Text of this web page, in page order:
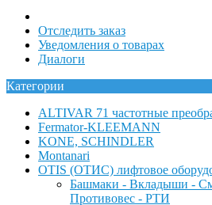
Отследить заказ
Уведомления о товарах
Диалоги
Категории
ALTIVAR 71 частотные
Fermator-KLEEMANN
KONE, SCHINDLER
Montanari
OTIS (ОТИС) лифтовое
Башмаки - Вкладыши -
Противовес - РТИ